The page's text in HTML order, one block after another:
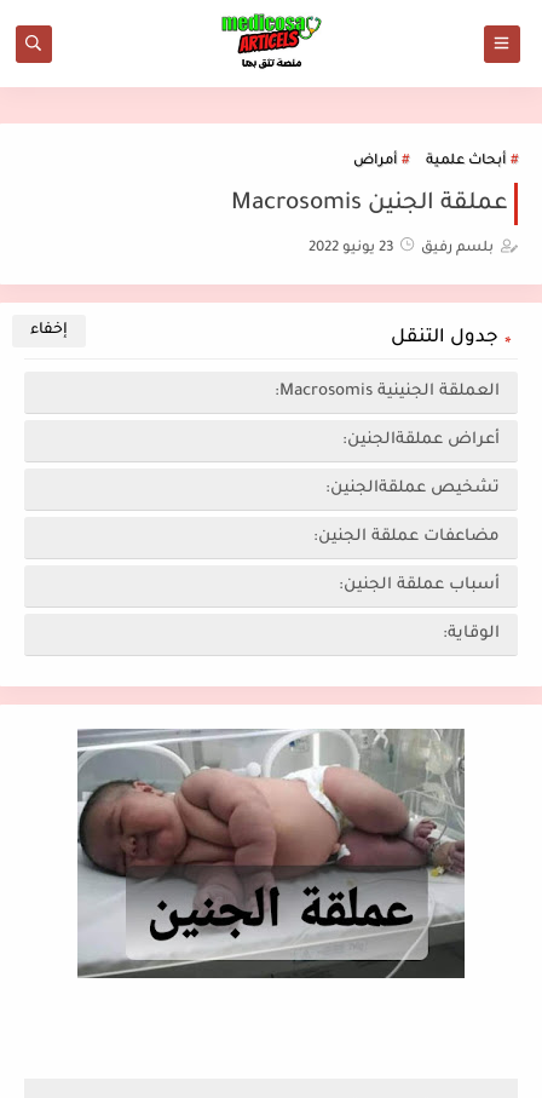
أبحاث علمية أمراض
عملقة الجنين Macrosomis
بلسم رفيق 23 يونيو 2022
جدول التنقل
العملقة الجنينية Macrosomis:
أعراض عملقةالجنين:
تشخيص عملقةالجنين:
مضاعفات عملقة الجنين:
أسباب عملقة الجنين:
الوقاية: